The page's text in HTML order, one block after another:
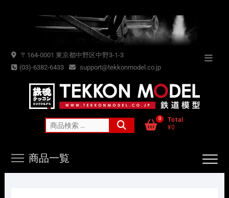
〒164-0001 東京都中野区中野3-1-3
(03)-6382-6433
support@tekkonmodel.co.jp
索
0
Total
¥0
商品一覧